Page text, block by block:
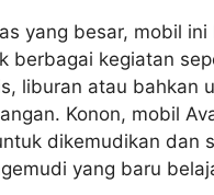
yang besar, mobil ini
berbagai kegiatan
liburan atau bahkan
Konon, mobil
dikemudikan dan
yang baru